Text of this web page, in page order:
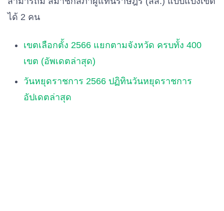
ได้ 2 คน
เขตเลือกตั้ง 2566 แยกตามจังหวัด ครบทั้ง 400
เขต (อัพเดตล่าสุด)
วันหยุดราชการ 2566 ปฏิทินวันหยุดราชการ
อัปเดตล่าสุด